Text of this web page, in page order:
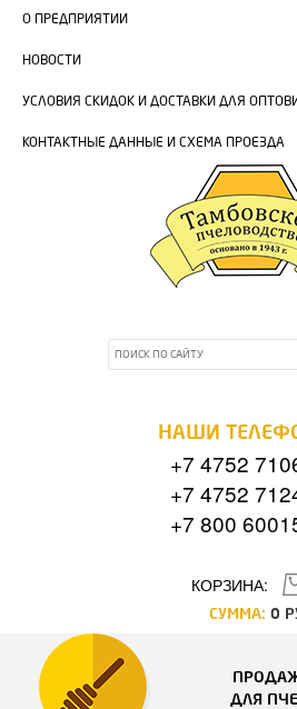
О ПРЕДПРИЯТИИ
НОВОСТИ
УСЛОВИЯ СКИДОК И ДОСТАВКИ ДЛЯ
КОНТАКТНЫЕ ДАННЫЕ И СХЕМА ПРОЕЗДА
НАШИ
+7 4752
+7 4752
+7 800
КОРЗИНА:
СУММА: 0
ДЛЯ